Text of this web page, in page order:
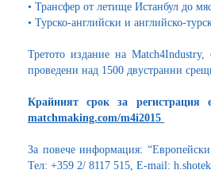
• Трансфер от летище Истанбул до
• Турско-английски и английско-
Третото издание на
проведени над 1500 двустранни
Крайният срок за
matchmaking.com/m4i2015
За повече информация:
Тел: +359 2/ 8117 515, Е-mail: